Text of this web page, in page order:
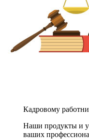
Кадровому
Наши продукты и
ваших